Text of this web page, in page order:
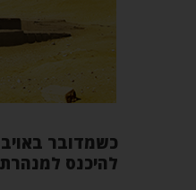
כשמדובר
להיכנס